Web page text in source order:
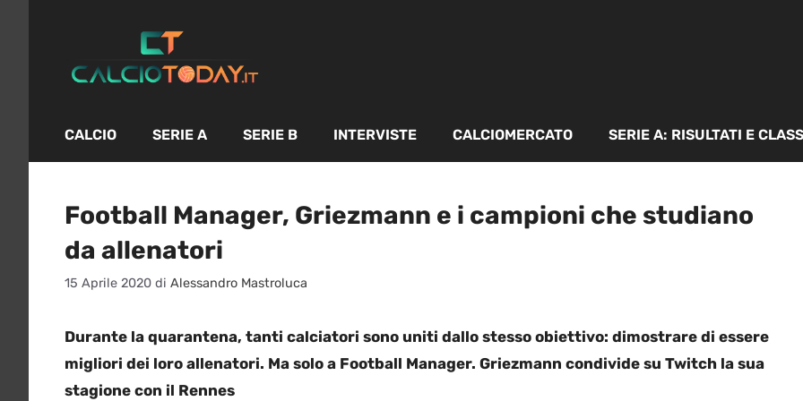
contenuto
CALCIO SERIE A SERIE B INTERVISTE CALCIOMERCATO SERIE A: RISULTATI E
Football Manager, Griezmann e i campioni che studiano
da allenatori
15 Aprile 2020 di Alessandro Mastroluca
Durante la quarantena, tanti calciatori sono uniti dallo stesso obiettivo: dimostrare di essere
migliori dei loro allenatori. Ma solo a Football Manager. Griezmann condivide su Twitch la sua
stagione con il Rennes